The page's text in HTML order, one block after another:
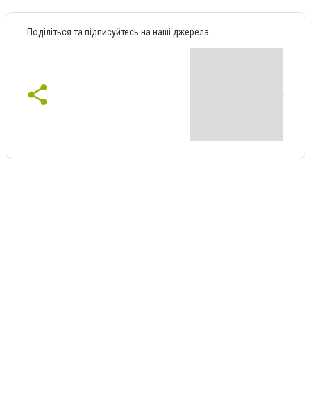
Поділіться та підписуйтесь на наші джерела